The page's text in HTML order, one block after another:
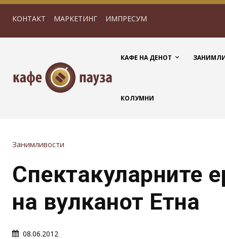
КОНТАКТ МАРКЕТИНГ ИМПРЕСУМ
КАФЕ НА ДЕНОТ
КОЛУМНИ
Занимливости
Спектакуларните
на вулканот Етна
08.06.2012